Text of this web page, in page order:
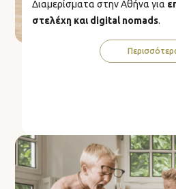
Διαμερίσματα στην Αθήνα για
στελέχη και digital nomads.